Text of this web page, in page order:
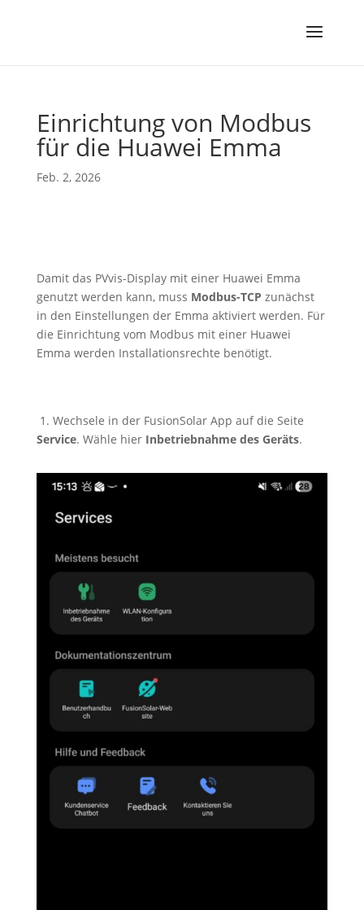
Einrichtung von Modbus
für die Huawei Emma
Feb. 2, 2026
Damit das PVvis-Display mit einer Huawei Emma
genutzt werden kann, muss Modbus-TCP zunächst
in den Einstellungen der Emma aktiviert werden. Für
die Einrichtung vom Modbus mit einer Huawei
Emma werden Installationsrechte benötigt.
1. Wechsele in der FusionSolar App auf die Seite
Service. Wähle hier Inbetriebnahme des Geräts.